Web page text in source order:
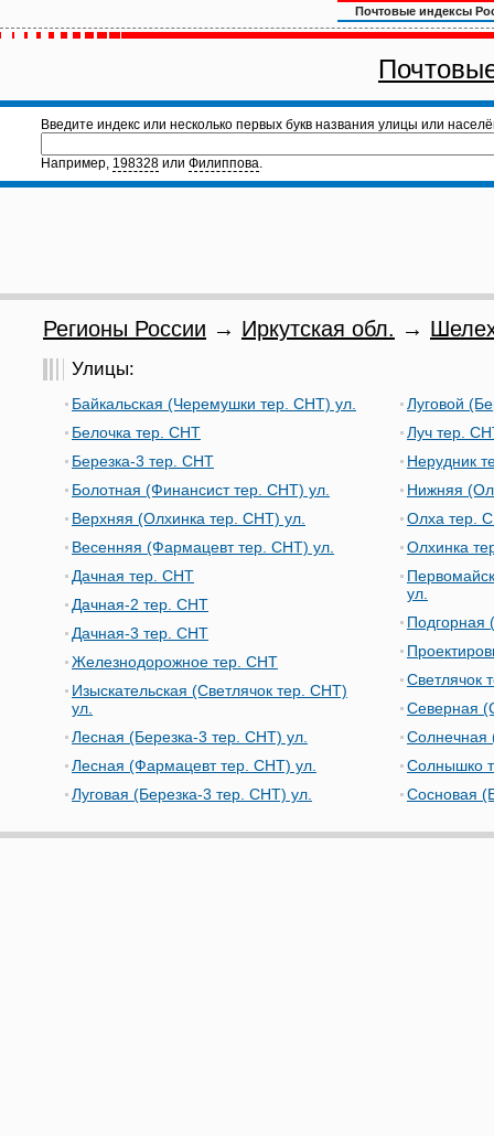
Почтовые индексы
Введите индекс или несколько первых букв названия улицы или
Например, 198328 или Филиппова.
Регионы России → Иркутская обл. →
Улицы:
Байкальская (Черемушки тер. СНТ) ул.
Белочка тер. СНТ
Березка-3 тер. СНТ
Болотная (Финансист тер. СНТ) ул.
Верхняя (Олхинка тер. СНТ) ул.
Весенняя (Фармацевт тер. СНТ) ул.
Дачная тер. СНТ
Дачная-2 тер. СНТ
Дачная-3 тер. СНТ
Железнодорожное тер. СНТ
Изыскательская (Светлячок тер. СНТ)
ул.
Лесная (Березка-3 тер. СНТ) ул.
Лесная (Фармацевт тер. СНТ) ул.
Луговая (Березка-3 тер. СНТ) ул.
Луговой
Луч тер.
Нерудник
Нижняя
Олха тер.
Олхинка
ул.
Подгорная
Светлячок
Северная
Солнечная
Солнышко
Сосновая